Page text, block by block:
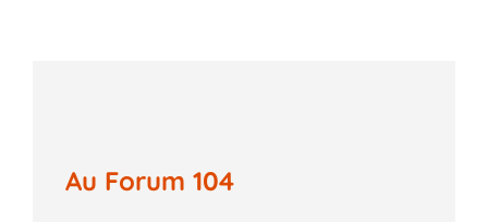
Au Forum 104